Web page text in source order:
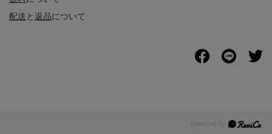
配送と返品について